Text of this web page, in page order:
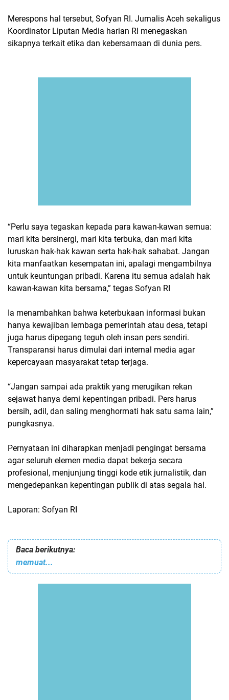
Merespons hal tersebut, Sofyan RI. Jurnalis Aceh sekaligus
Koordinator Liputan Media harian RI menegaskan
sikapnya terkait etika dan kebersamaan di dunia pers.
“Perlu saya tegaskan kepada para kawan-kawan semua:
mari kita bersinergi, mari kita terbuka, dan mari kita
luruskan hak-hak kawan serta hak-hak sahabat. Jangan
kita manfaatkan kesempatan ini, apalagi mengambilnya
untuk keuntungan pribadi. Karena itu semua adalah hak
kawan-kawan kita bersama,” tegas Sofyan RI
Ia menambahkan bahwa keterbukaan informasi bukan
hanya kewajiban lembaga pemerintah atau desa, tetapi
juga harus dipegang teguh oleh insan pers sendiri.
Transparansi harus dimulai dari internal media agar
kepercayaan masyarakat tetap terjaga.
“Jangan sampai ada praktik yang merugikan rekan
sejawat hanya demi kepentingan pribadi. Pers harus
bersih, adil, dan saling menghormati hak satu sama lain,”
pungkasnya.
Pernyataan ini diharapkan menjadi pengingat bersama
agar seluruh elemen media dapat bekerja secara
profesional, menjunjung tinggi kode etik jurnalistik, dan
mengedepankan kepentingan publik di atas segala hal.
Laporan: Sofyan RI
Baca berikutnya:
memuat...